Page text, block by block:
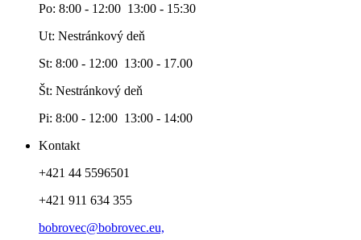
Po: 8:00 - 12:00 13:00 - 15:30
Ut: Nestránkový deň
St: 8:00 - 12:00 13:00 - 17.00
Št: Nestránkový deň
Pi: 8:00 - 12:00 13:00 - 14:00
Kontakt
+421 44 5596501
+421 911 634 355
bobrovec@bobrovec.eu,